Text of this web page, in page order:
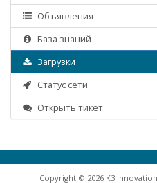
Объявления
База знаний
Загрузки
Статус сети
Открыть тикет
Copyright © 2026 K3